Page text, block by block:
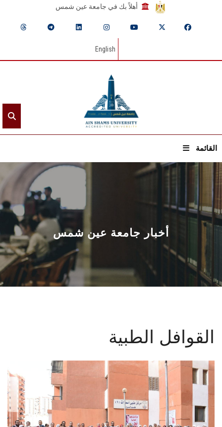
أهلاً بك في جامعة عين شمس
English
القائمة
الرئيسيـة
عن الجامعة
القطاعـات
الشئون الأكاديمية
البحث العلمي
الإعلام
تواصل معنا
أخبار جامعة عين شمس
القوافل الطبية